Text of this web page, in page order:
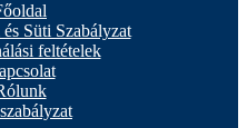
Süti Szabályzat
feltételek